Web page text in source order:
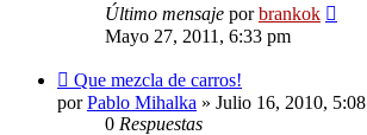
Último mensaje porbrankok
Mayo 27, 2011, 6:33 pm
Que mezcla de carros!
porPablo Mihalka » Julio 16, 2010,
0 Respuestas